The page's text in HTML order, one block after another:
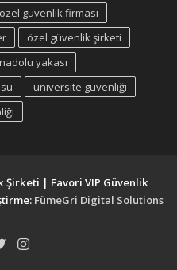
özel güvenlik firması
özel güvenlik şirketi
yakası
üniversite güvenliği
| Favori VIP Güvenlik
FümeGri Digital Solutions